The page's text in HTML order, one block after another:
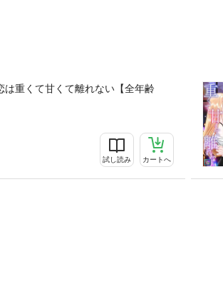
は重くて甘くて離れない【全年齢
試し読み カートへ